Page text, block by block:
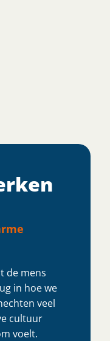
de mens
in hoe we
veel
cultuur
voelt.